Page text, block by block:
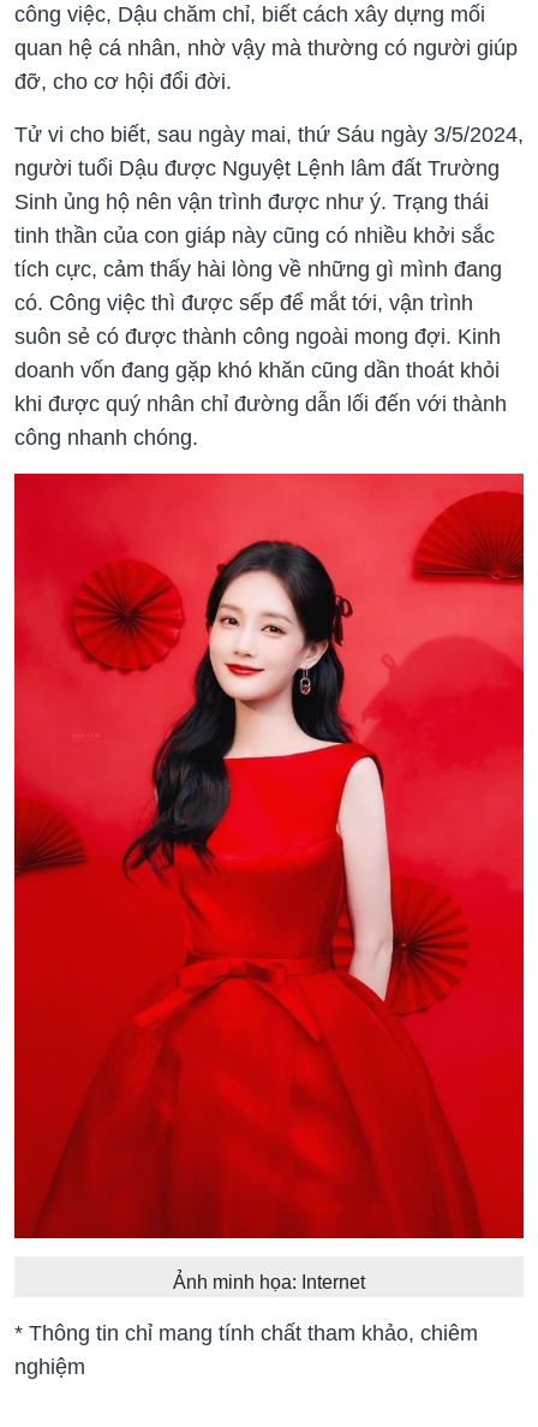
công việc, Dậu chăm chỉ, biết cách xây dựng mối
quan hệ cá nhân, nhờ vậy mà thường có người giúp
đỡ, cho cơ hội đổi đời.
Tử vi cho biết, sau ngày mai, thứ Sáu ngày 3/5/2024,
người tuổi Dậu được Nguyệt Lệnh lâm đất Trường
Sinh ủng hộ nên vận trình được như ý. Trạng thái
tinh thần của con giáp này cũng có nhiều khởi sắc
tích cực, cảm thấy hài lòng về những gì mình đang
có. Công việc thì được sếp để mắt tới, vận trình
suôn sẻ có được thành công ngoài mong đợi. Kinh
doanh vốn đang gặp khó khăn cũng dần thoát khỏi
khi được quý nhân chỉ đường dẫn lối đến với thành
công nhanh chóng.
Ảnh minh họa: Internet
* Thông tin chỉ mang tính chất tham khảo, chiêm
nghiệm